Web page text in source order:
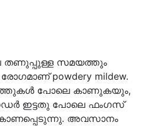
തണുപ്പുള്ള സമയത്തും
powdery mildew.
പോലെ കാണുകയും,
ഇട്ടതു പോലെ ഫംഗസ്
അവസാനം